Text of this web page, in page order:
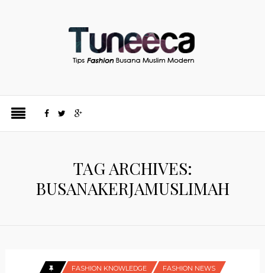
TAG ARCHIVES:
BUSANAKERJAMUSLIMAH
FASHION KNOWLEDGE
FASHION NEWS